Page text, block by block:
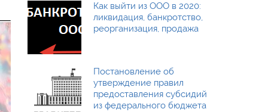
Как выйти из ООО в 2020:
ликвидация, банкротство,
реорганизация, продажа
Постановление об
утверждение правил
предоставления субсидий
из федерального бюджета